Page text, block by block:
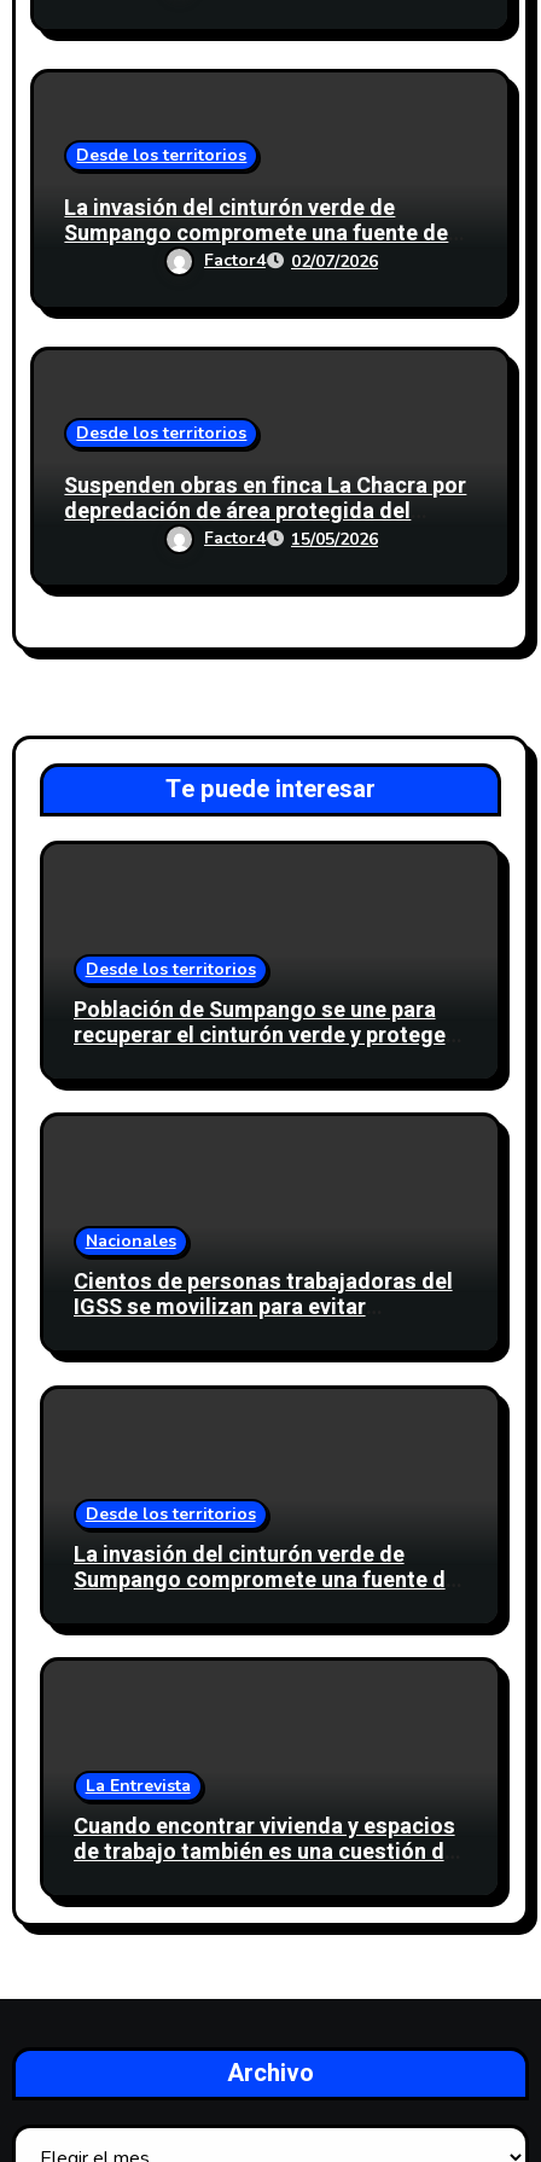
Desde los territorios
La invasión del cinturón verde de
Sumpango compromete una fuente de
agua para miles de personas
Factor4 02/07/2026
Desde los territorios
Suspenden obras en finca La Chacra por
depredación de área protegida del
cinturón verde en Antigua Guatemala
Factor4 15/05/2026
Te puede interesar
Desde los territorios
Población de Sumpango se une para
recuperar el cinturón verde y proteger
Nacionales
Cientos de personas trabajadoras del
IGSS se movilizan para evitar
Desde los territorios
La invasión del cinturón verde de
Sumpango compromete una fuente de
La Entrevista
Cuando encontrar vivienda y espacios
de trabajo también es una cuestión de
Archivo